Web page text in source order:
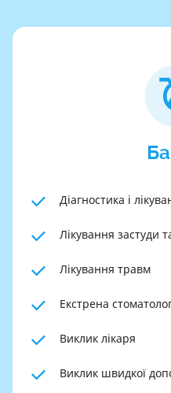
Діагностика і
Лікування застуди
Лікування травм
Екстрена
Виклик лікаря
Виклик швидкої